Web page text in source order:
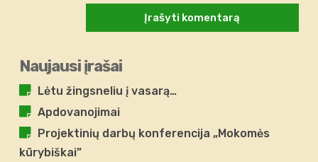
Naujausi įrašai
Lėtu žingsneliu į vasarą…
Apdovanojimai
Projektinių darbų konferencija „Mokomės
kūrybiškai”